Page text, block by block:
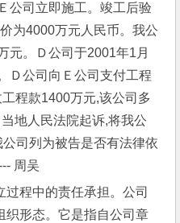
公司立即施工。竣工后验
为4000万元人民币。我公
元。Ｄ公司于2001年1月
Ｄ公司向Ｅ公司支付工程
程款1400万元,该公司多
地人民法院起诉,将我公
司列为被告是否有法律依
----- 周吴
程中的责任承担。公司
织形态。它是指自公司章